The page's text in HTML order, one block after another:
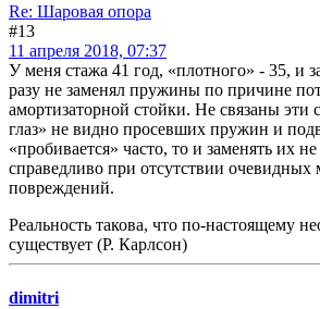
Re: Шаровая опора
#13
11 апреля 2018, 07:37
У меня стажа 41 год, «плотного» - 35, и
разу не заменял пружины по причине
амортизаторной стойки. Не связаны эти
глаз» не видно просевших пружин и
«пробивается» часто, то и заменять их
справедливо при отсутствии очевидных
повреждений.
Реальность такова, что по-настоящему
существует (Р. Карлсон)
dimitri